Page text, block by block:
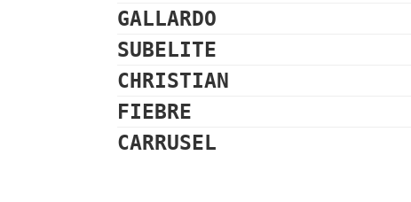
GALLARDO
SUBELITE
CHRISTIAN
FIEBRE
CARRUSEL